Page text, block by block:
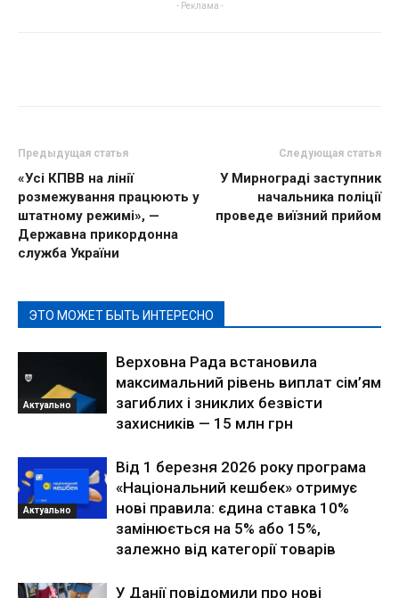
- Реклама -
Предыдущая статья
«Усі КПВВ на лінії
розмежування працюють у
штатному режимі», —
Державна прикордонна
служба України
Следующая статья
У Мирнограді заступник
начальника поліції
проведе виїзний прийом
ЭТО МОЖЕТ БЫТЬ ИНТЕРЕСНО
Актуально
Верховна Рада встановила
максимальний рівень виплат сім’ям
загиблих і зниклих безвісти
захисників — 15 млн грн
Актуально
Від 1 березня 2026 року програма
«Національний кешбек» отримує
нові правила: єдина ставка 10%
замінюється на 5% або 15%,
залежно від категорії товарів
У Данії повідомили про нові